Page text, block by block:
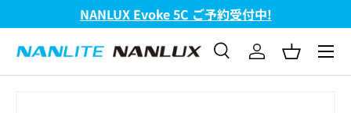
コンテンツへスキップ
NANLUX Evoke 5C ご予約受付中!
検索
検索 ログインバスケッ
メニ